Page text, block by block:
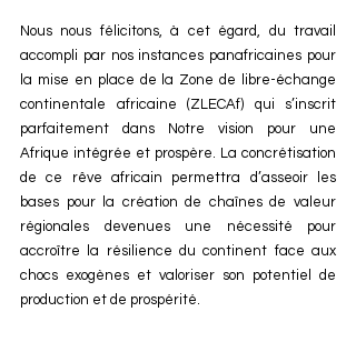
Nous nous félicitons, à cet égard, du travail
accompli par nos instances panafricaines pour
la mise en place de la Zone de libre-échange
continentale africaine (ZLECAf) qui s’inscrit
parfaitement dans Notre vision pour une
Afrique intégrée et prospère. La concrétisation
de ce rêve africain permettra d’asseoir les
bases pour la création de chaînes de valeur
régionales devenues une nécessité pour
accroître la résilience du continent face aux
chocs exogènes et valoriser son potentiel de
production et de prospérité.